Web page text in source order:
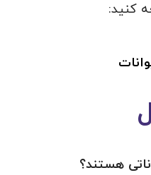
کنید:
هستند؟